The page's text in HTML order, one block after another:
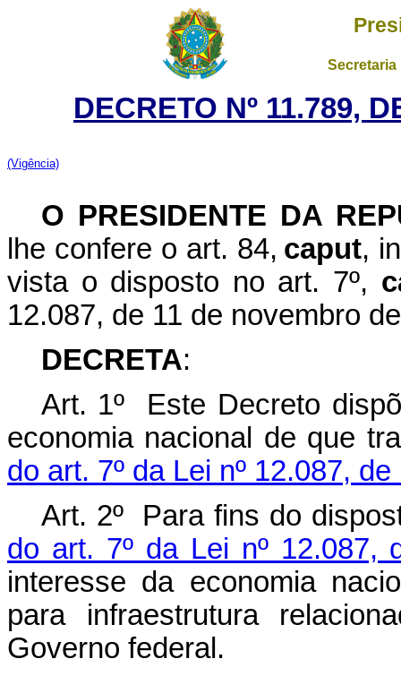
DECRETO Nº 11.789,
(Vigência)
O PRESIDENTE DA
lhe confere o art. 84, caput,
vista o disposto no art. 7º,
12.087, de 11 de novembro
DECRETA:
Art. 1º Este Decreto
economia nacional de que
do art. 7º da Lei nº 12.087,
Art. 2º Para fins do
do art. 7º da Lei nº 12.087,
interesse da economia
para infraestrutura
Governo federal.